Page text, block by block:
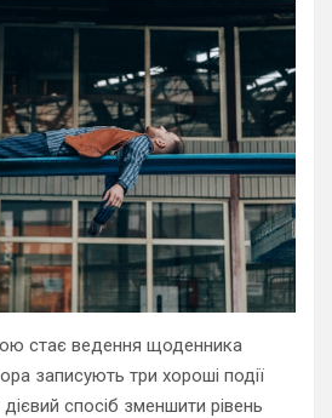
стає ведення щоденника
записують три хороші події
спосіб зменшити рівень